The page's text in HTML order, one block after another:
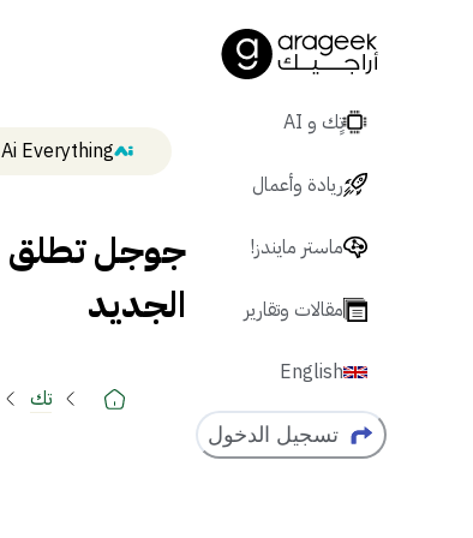
تٍك و AI
ريادة وأعمال
ماستر مايندز!
مقالات وتقارير
English
تسجيل الدخول
Ai Everything
الجديد
تك